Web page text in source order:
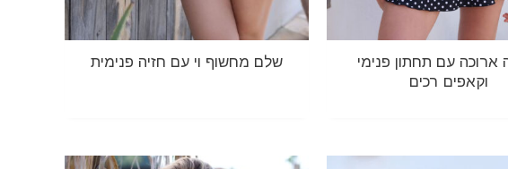
עם תחתון פנימי
וקאפים רכים
שלם מחשוף וי עם חזיה פנימית